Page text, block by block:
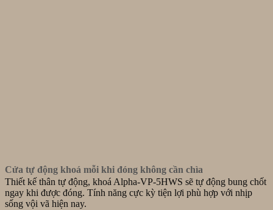
Cửa tự động khoá mỗi khi đóng không cần chìa
Thiết kế thân tự động, khoá Alpha-VP-5HWS sẽ tự động bung chốt
ngay khi được đóng. Tính năng cực kỳ tiện lợi phù hợp với nhịp
sống vội vã hiện nay.